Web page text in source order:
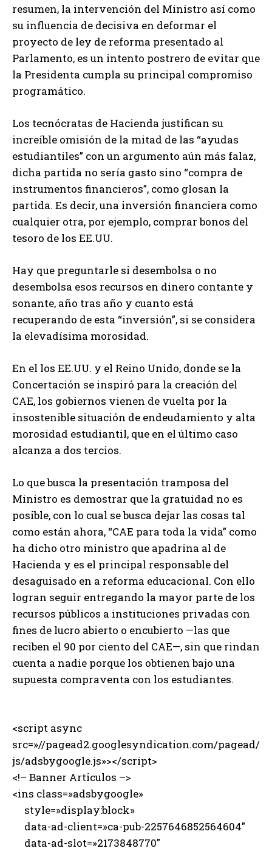
resumen, la intervención del Ministro así como
su influencia de decisiva en deformar el
proyecto de ley de reforma presentado al
Parlamento, es un intento postrero de evitar que
la Presidenta cumpla su principal compromiso
programático.
Los tecnócratas de Hacienda justifican su
increíble omisión de la mitad de las “ayudas
estudiantiles” con un argumento aún más falaz,
dicha partida no sería gasto sino “compra de
instrumentos financieros”, como glosan la
partida. Es decir, una inversión financiera como
cualquier otra, por ejemplo, comprar bonos del
tesoro de los EE.UU.
Hay que preguntarle si desembolsa o no
desembolsa esos recursos en dinero contante y
sonante, año tras año y cuanto está
recuperando de esta “inversión”, si se considera
la elevadísima morosidad.
En el los EE.UU. y el Reino Unido, donde se la
Concertación se inspiró para la creación del
CAE, los gobiernos vienen de vuelta por la
insostenible situación de endeudamiento y alta
morosidad estudiantil, que en el último caso
alcanza a dos tercios.
Lo que busca la presentación tramposa del
Ministro es demostrar que la gratuidad no es
posible, con lo cual se busca dejar las cosas tal
como están ahora, “CAE para toda la vida” como
ha dicho otro ministro que apadrina al de
Hacienda y es el principal responsable del
desaguisado en a reforma educacional. Con ello
logran seguir entregando la mayor parte de los
recursos públicos a instituciones privadas con
fines de lucro abierto o encubierto —las que
reciben el 90 por ciento del CAE—, sin que rindan
cuenta a nadie porque los obtienen bajo una
supuesta compraventa con los estudiantes.
<script async
src=»//pagead2.googlesyndication.com/pagead/
js/adsbygoogle.js»></script>
<!– Banner Articulos –>
<ins class=»adsbygoogle»
style=»display:block»
data-ad-client=»ca-pub-2257646852564604″
data-ad-slot=»2173848770″